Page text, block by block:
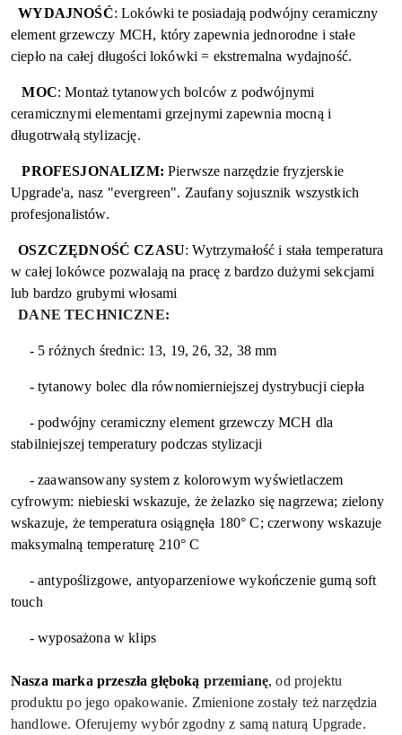
WYDAJNOŚĆ: Lokówki te posiadają podwójny ceramiczny
element grzewczy MCH, który zapewnia jednorodne i stałe
ciepło na całej długości lokówki = ekstremalna wydajność.
MOC:Montaż tytanowych bolców z podwójnymi
ceramicznymi elementami grzejnymi zapewnia mocną i
długotrwałą stylizację.
PROFESJONALIZM: Pierwsze narzędzie fryzjerskie
Upgrade'a, nasz "evergreen". Zaufany sojusznik wszystkich
profesjonalistów.
OSZCZĘDNOŚĆ CZASU: Wytrzymałość i stała temperatura
w całej lokówce pozwalają na pracę z bardzo dużymi sekcjami
lub bardzo grubymi włosami
DANE TECHNICZNE:
- 5 różnych średnic: 13, 19, 26, 32, 38 mm
- tytanowy bolec dla równomierniejszej dystrybucji ciepła
- podwójny ceramiczny element grzewczy MCH dla
stabilniejszej temperatury podczas stylizacji
- zaawansowany system z kolorowym wyświetlaczem
cyfrowym: niebieski wskazuje, że żelazko się nagrzewa; zielony
wskazuje, że temperatura osiągnęła 180° C; czerwony wskazuje
maksymalną temperaturę 210° C
- antypoślizgowe, antyoparzeniowe wykończenie gumą soft
touch
- wyposażona w klips
Nasza marka przeszła głęboką przemianę, od projektu
produktu po jego opakowanie. Zmienione zostały też narzędzia
handlowe. Oferujemywybór zgodny z samą naturą Upgrade.